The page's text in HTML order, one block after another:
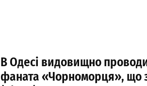
В Одесі видовищно
фаната «Чорноморця», що